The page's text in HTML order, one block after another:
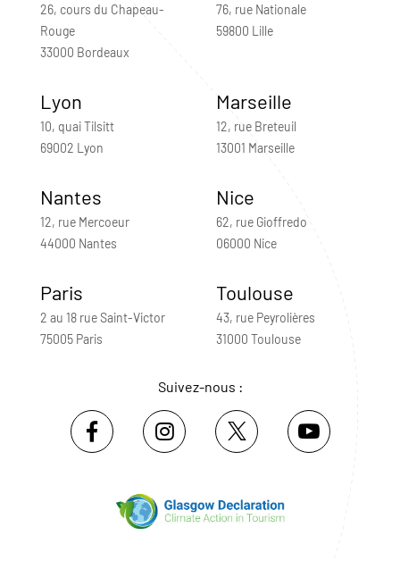
26, cours du Chapeau-
Rouge
33000 Bordeaux
76, rue Nationale
59800 Lille
Lyon
10, quai Tilsitt
69002 Lyon
Marseille
12, rue Breteuil
13001 Marseille
Nantes
12, rue Mercoeur
44000 Nantes
Nice
62, rue Gioffredo
06000 Nice
Paris
2 au 18 rue Saint-Victor
75005 Paris
Toulouse
43, rue Peyrolières
31000 Toulouse
Suivez-nous :